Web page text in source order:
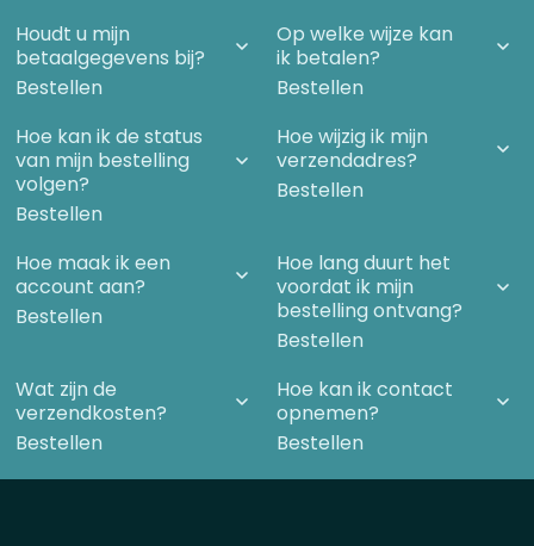
Houdt u mijn
betaalgegevens bij?
Bestellen
Op welke wijze kan
ik betalen?
Bestellen
Hoe kan ik de status
van mijn bestelling
volgen?
Bestellen
Hoe wijzig ik mijn
verzendadres?
Bestellen
Hoe maak ik een
account aan?
Bestellen
Hoe lang duurt het
voordat ik mijn
bestelling ontvang?
Bestellen
Wat zijn de
verzendkosten?
Bestellen
Hoe kan ik contact
opnemen?
Bestellen